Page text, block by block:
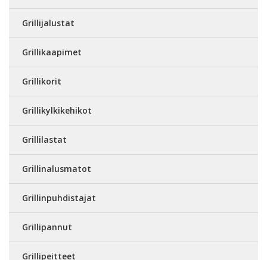
Grillijalustat
Grillikaapimet
Grillikorit
Grillikylkikehikot
Grillilastat
Grillinalusmatot
Grillinpuhdistajat
Grillipannut
Grillipeitteet